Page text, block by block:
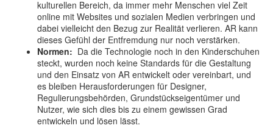
kulturellen Bereich, da immer mehr Menschen viel Zeit
online mit Websites und sozialen Medien verbringen und
dabei vielleicht den Bezug zur Realität verlieren. AR kann
dieses Gefühl der Entfremdung nur noch verstärken.
Normen: Da die Technologie noch in den Kinderschuhen
steckt, wurden noch keine Standards für die Gestaltung
und den Einsatz von AR entwickelt oder vereinbart, und
es bleiben Herausforderungen für Designer,
Regulierungsbehörden, Grundstückseigentümer und
Nutzer, wie sich dies bis zu einem gewissen Grad
entwickeln und lösen lässt.